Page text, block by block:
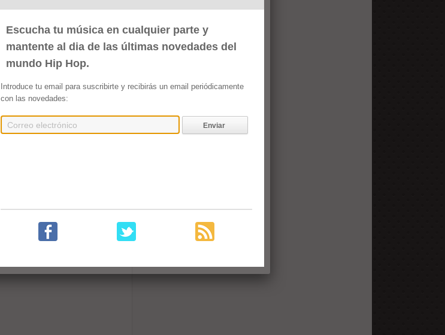
Escucha tu música en cualquier parte y
mantente al dia de las últimas novedades del
mundo Hip Hop.
Introduce tu email para suscribirte y recibirás un email periódicamente
con las novedades:
Enviar